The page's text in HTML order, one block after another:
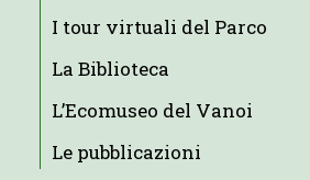
I tour virtuali del Parco
La Biblioteca
L’Ecomuseo del Vanoi
Le pubblicazioni